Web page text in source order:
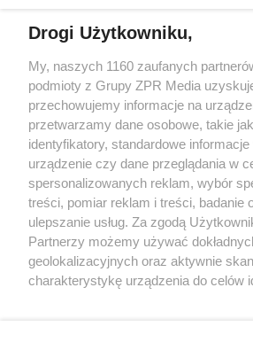
Żaden utwór zamieszczony w serwisie nie
rozpowszechniany lub dalej rozpowszechniany
tym także elektroniczny lub mechaniczny) na
eksploatacji w jakiejkolwiek formie, włącznie z
Internecie bez pisemnej zgody właściciela
wykorzystanie utworów w całości lub w części
tzn. bez właściwej zgody, jest zabronione pod
ścigane prawnie.
Drogi Użytkowniku,
My, naszych 1160 zaufanych
podmioty z Grupy ZPR Media
przechowujemy informacje na
przetwarzamy dane osobowe, takie
identyfikatory, standardowe informacje
urządzenie czy dane przeglądania w
spersonalizowanych reklam, wybór
treści, pomiar reklam i treści, badanie
ulepszanie usług. Za zgodą
Partnerzy możemy używać
geolokalizacyjnych oraz aktywnie
charakterystykę urządzenia do celów